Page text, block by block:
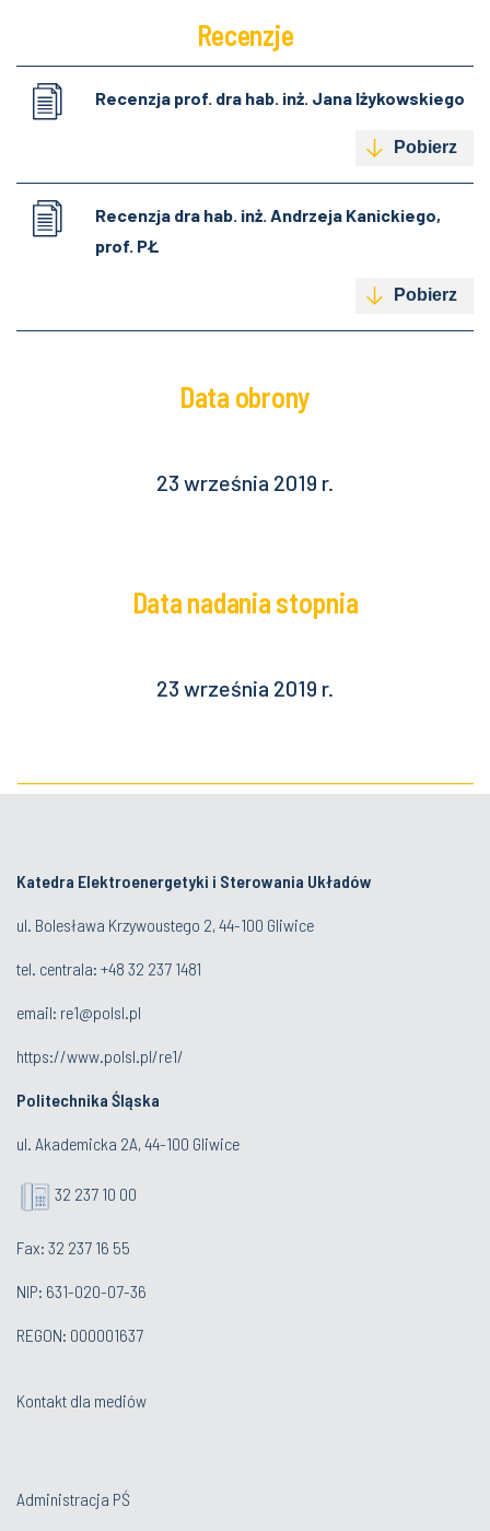
Recenzje
Recenzja prof. dra hab. inż. Jana Iżykowskiego
Pobierz
Recenzja dra hab. inż. Andrzeja Kanickiego,
prof. PŁ
Pobierz
Data obrony
23 września 2019 r.
Data nadania stopnia
23 września 2019 r.
Katedra Elektroenergetyki i Sterowania Układów
ul. Bolesława Krzywoustego 2, 44-100 Gliwice
tel. centrala: +48 32 237 1481
email: re1@polsl.pl
https://www.polsl.pl/re1/
Politechnika Śląska
ul. Akademicka 2A, 44-100 Gliwice
32 237 10 00
Fax: 32 237 16 55
NIP: 631-020-07-36
REGON: 000001637
Kontakt dla mediów
Administracja PŚ